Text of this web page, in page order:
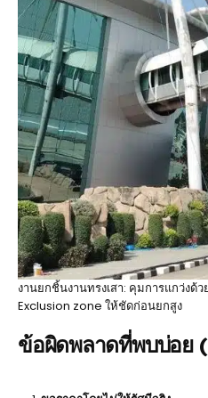
งานยกชิ้นงานทรงเสา: คุมการแกว่งด้
Exclusion zone ให้ชัดก่อนยกสูง
ข้อผิดพลาดที่พบบ่อย